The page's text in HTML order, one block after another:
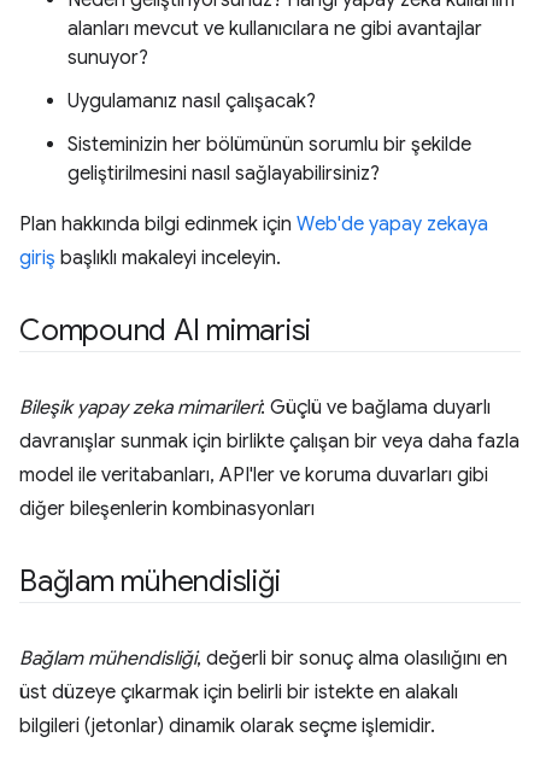
alanları mevcut ve kullanıcılara ne gibi avantajlar
sunuyor?
Uygulamanız nasıl çalışacak?
Sisteminizin her bölümünün sorumlu bir şekilde
geliştirilmesini nasıl sağlayabilirsiniz?
Plan hakkında bilgi edinmek için Web'de yapay zekaya
giriş başlıklı makaleyi inceleyin.
Compound AI mimarisi
Bileşik yapay zeka mimarileri: Güçlü ve bağlama duyarlı
davranışlar sunmak için birlikte çalışan bir veya daha fazla
model ile veritabanları, API'ler ve koruma duvarları gibi
diğer bileşenlerin kombinasyonları
Bağlam mühendisliği
Bağlam mühendisliği, değerli bir sonuç alma olasılığını en
üst düzeye çıkarmak için belirli bir istekte en alakalı
bilgileri (jetonlar) dinamik olarak seçme işlemidir.